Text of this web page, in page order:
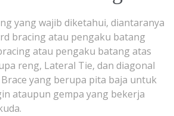
yang wajib diketahui, diantaranya
bracing atau pengaku batang
atau pengaku batang atas
reng, Lateral Tie, dan diagonal
yang berupa pita baja untuk
ataupun gempa yang bekerja